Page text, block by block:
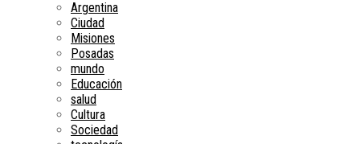
Argentina
Ciudad
Misiones
Posadas
mundo
Educación
salud
Cultura
Sociedad